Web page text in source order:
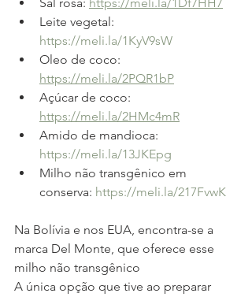
Sal rosa: https://meli.la/1Df7HH7
Leite vegetal:
https://meli.la/1KyV9sW
Oleo de coco:
https://meli.la/2PQR1bP
Açúcar de coco:
https://meli.la/2HMc4mR
Amido de mandioca:
https://meli.la/13JKEpg
Milho não transgênico em
conserva: https://meli.la/217FvwK
Na Bolívia e nos EUA, encontra-se a
marca Del Monte, que oferece esse
milho não transgênico
A única opção que tive ao preparar